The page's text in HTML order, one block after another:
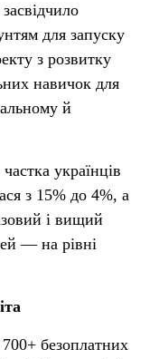
для запуску
з розвитку
навичок для
й
українців
з 15% до 4%, а
і вищий
— на рівні
безоплатних